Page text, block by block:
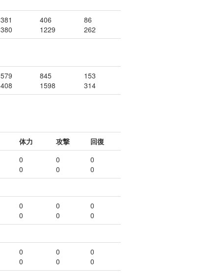
406
1229
86
262
845
1598
153
314
体力 攻撃
回復
0
0
0
0
0
0
0
0
0
0
0
0
0
0
0
0
0
0